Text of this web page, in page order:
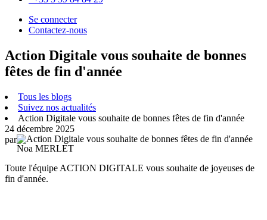
Se connecter
Contactez-nous
Action Digitale vous souhaite de bonnes
fêtes de fin d'année
Tous les blogs
Suivez nos actualités
Action Digitale vous souhaite de bonnes fêtes de fin d'année
24 décembre 2025
par
Noa MERLET
Toute l'équipe ACTION DIGITALE vous souhaite de joyeuses de
fin d'année.